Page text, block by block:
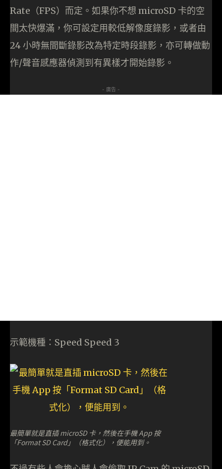
Rate（FPS）而定。如果你不想 microSD 卡的空
間太快爆滿，你可設定用較低解像度錄影，或者由
24 小時無間斷錄影改為特定時段錄影，亦可轉做動
作/聲音感應器偵測到有異樣才開始錄影。
- 廣告 -
示範機種：Speed Speed 3
最簡單就是直插 microSD 卡，然後在手機 App 按
「Format SD Card」（格式化），便能用到。